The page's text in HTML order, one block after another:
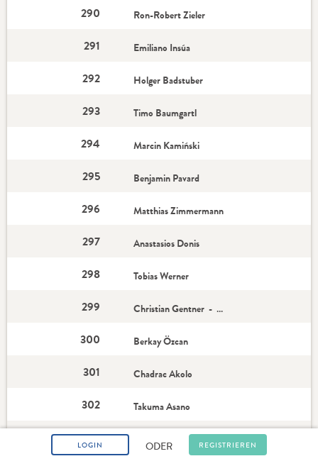
LOGIN ODER REGISTRIEREN
290 Ron-Robert Zieler
291 Emiliano Insúa
292 Holger Badstuber
293 Timo Baumgartl
294 Marcin Kamiński
295 Benjamin Pavard
296 Matthias Zimmermann
297 Anastasios Donis
298 Tobias Werner
299 Christian Gentner - Star-Spieler
300 Berkay Özcan
301 Chadrac Akolo
302 Takuma Asano
303 Josip Brekalo